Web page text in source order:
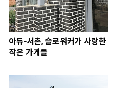
아듀-서촌, 슬로워커가 사랑한
작은 가게들